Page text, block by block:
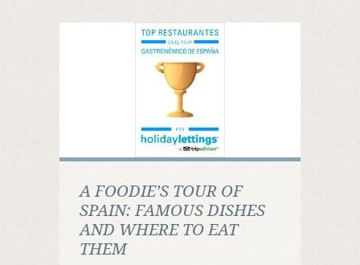
A FOODIE’S TOUR OF
SPAIN: FAMOUS DISHES
AND WHERE TO EAT
THEM